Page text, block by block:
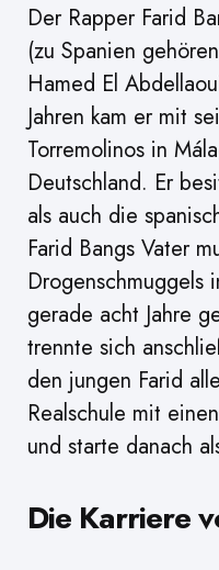
Der Rapper Farid
(zu Spanien
Hamed El
Jahren kam er mit
Torremolinos in
Deutschland. Er
als auch die
Farid Bangs Vater
Drogenschmuggels
gerade acht Jahre
trennte sich
den jungen Farid
Realschule mit
und starte danach
Die Karriere